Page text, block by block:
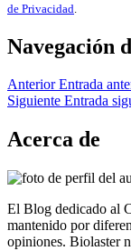
de Privacidad
Navegación
Anterior Entrada
Siguiente Entrada
Acerca de
El Blog dedicado al
mantenido por
opiniones. Biolaster